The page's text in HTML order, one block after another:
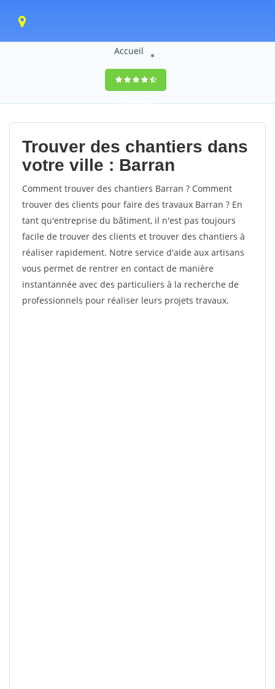
Accueil
9,5(100%)0
votes
Trouver des chantiers dans
votre ville : Barran
Comment trouver des chantiers Barran ? Comment
trouver des clients pour faire des travaux Barran ? En
tant qu'entreprise du bâtiment, il n'est pas toujours
facile de trouver des clients et trouver des chantiers à
réaliser rapidement. Notre service d'aide aux artisans
vous permet de rentrer en contact de manière
instantannée avec des particuliers à la recherche de
professionnels pour réaliser leurs projets travaux.